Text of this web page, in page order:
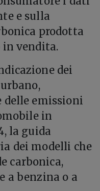
e sulla
prodotta
in vendita.
dei
delle emissioni
in
la guida
dei modelli che
carbonica,
a benzina o a